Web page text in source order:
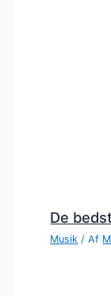
De
Musik / Af